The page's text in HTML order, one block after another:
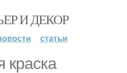
И ДЕКОР
статьи
краска